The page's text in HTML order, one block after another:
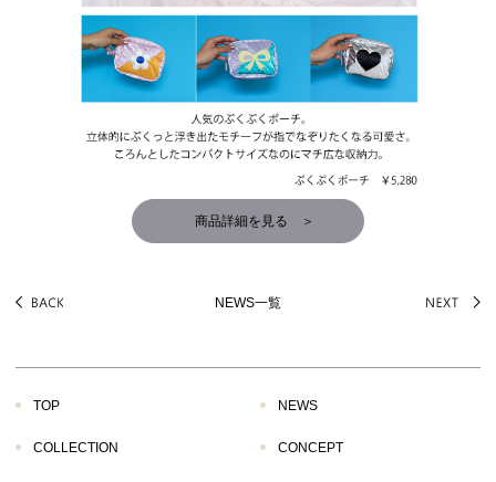
商品詳細を見る ＞
NEWS一覧
TOP NEWS
COLLECTION CONCEPT